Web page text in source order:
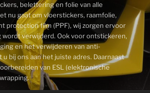
belettering en folie van alle
nu gaat om vloerstickers, raamfolie,
protection film (PPF), wij zorgen ervoor
wordt verwijderd. Ook voor ontstickeren,
en het verwijderen van anti-
bij ons aan het juiste adres. Daarnaast
van ESL (elektronische